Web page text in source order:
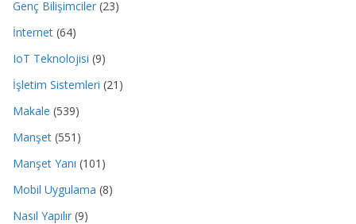
Genç Bilişimciler (23)
İnternet (64)
IoT Teknolojisi (9)
İşletim Sistemleri (21)
Makale (539)
Manşet (551)
Manşet Yanı (101)
Mobil Uygulama (8)
Nasıl Yapılır (9)